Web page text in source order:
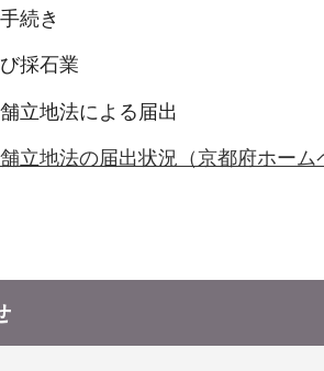
続き
採石業
立地法による届出
立地法の届出状況（京都府ホーム